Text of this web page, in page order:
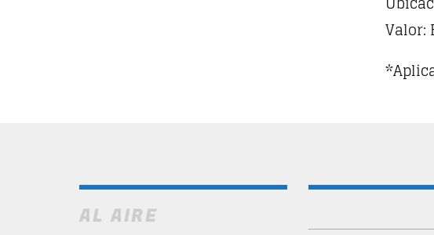
Valor:
AL AIRE